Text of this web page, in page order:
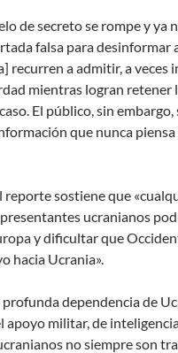
de secreto se rompe y ya
falsa para desinformar
recurren a admitir, a veces
mientras logran retener
El público, sin
que nunca
reporte sostiene que
ucranianos
y dificultar que
hacia Ucrania».
profunda dependencia de
apoyo militar, de
no siempre son